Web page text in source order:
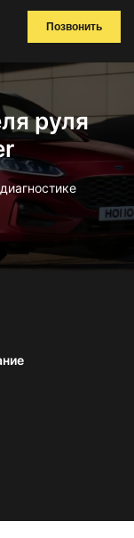
Позвонить
руля